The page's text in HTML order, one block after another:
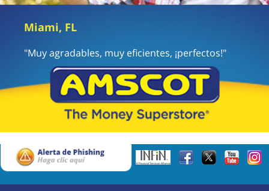
Miami, FL
"Muy agradables, muy eficientes, ¡perfectos!"